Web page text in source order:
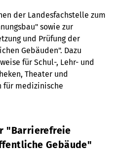
der Landesfachstelle zum
sowie zur
und Prüfung der
Gebäuden". Dazu
für Schul-, Lehr- und
Theater und
für medizinische
"Barrierefreie
Gebäude"